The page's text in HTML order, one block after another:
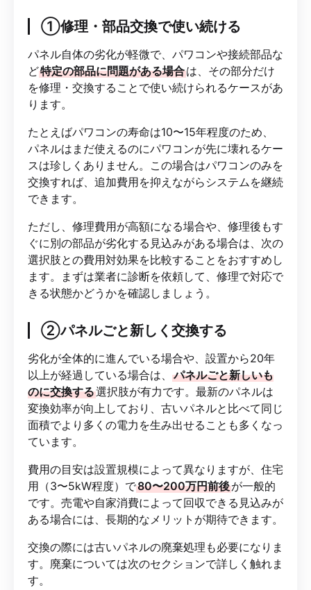
①修理・部品交換で使い続ける
パネル自体の劣化が軽微で、パワコンや接続部品な
ど特定の部品に問題がある場合は、その部分だけ
を修理・交換することで使い続けられるケースがあ
ります。
たとえばパワコンの寿命は10〜15年程度のため、
パネルはまだ使えるのにパワコンが先に壊れるケー
スは珍しくありません。この場合はパワコンのみを
交換すれば、追加費用を抑えながらシステムを継続
できます。
ただし、修理費用が高額になる場合や、修理後もす
ぐに別の部品が劣化する見込みがある場合は、次の
選択肢との費用対効果を比較することをおすすめし
ます。まずは業者に診断を依頼して、修理で対応で
きる状態かどうかを確認しましょう。
②パネルごと新しく交換する
劣化が全体的に進んでいる場合や、設置から20年
以上が経過している場合は、 パネルごと新しいも
のに交換する選択肢が有力です。最新のパネルは
変換効率が向上しており、古いパネルと比べて同じ
面積でより多くの電力を生み出せることも多くなっ
ています。
費用の目安は設置規模によって異なりますが、住宅
用（3〜5kW程度）で80〜200万円前後が一般的
です。売電や自家消費によって回収できる見込みが
ある場合には、長期的なメリットが期待できます。
交換の際には古いパネルの廃棄処理も必要になりま
す。廃棄については次のセクションで詳しく触れま
す。